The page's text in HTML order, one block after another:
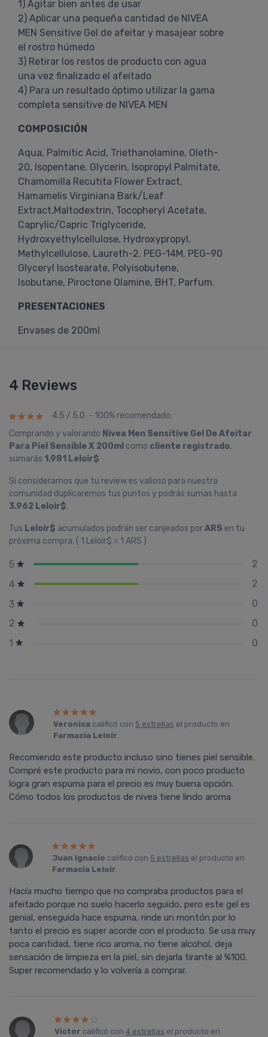
1) Agitar bien antes de usar
2) Aplicar una pequeña cantidad de NIVEA
MEN Sensitive Gel de afeitar y masajear sobre
el rostro húmedo
3) Retirar los restos de producto con agua
una vez finalizado el afeitado
4) Para un resultado óptimo utilizar la gama
completa sensitive de NIVEA MEN
COMPOSICIÓN
Aqua, Palmitic Acid, Triethanolamine, Oleth-
20, Isopentane, Glycerin, Isopropyl Palmitate,
Chamomilla Recutita Flower Extract,
Hamamelis Virginiana Bark/Leaf
Extract,Maltodextrin, Tocopheryl Acetate,
Caprylic/Capric Triglyceride,
Hydroxyethylcellulose, Hydroxypropyl,
Methylcellulose, Laureth-2, PEG-14M, PEG-90
Glyceryl Isostearate, Polyisobutene,
Isobutane, Piroctone Olamine, BHT, Parfum.
PRESENTACIONES
Envases de 200ml
4 Reviews
4.5 / 5.0 - 100% recomendado.
Comprando y valorando Nivea Men Sensitive Gel De Afeitar
Para Piel Sensible X 200ml como cliente registrado,
sumarás 1.981 Leloir$
Si consideramos que tu review es valioso para nuestra
comunidad duplicaremos tus puntos y podrás sumas hasta
3.962 Leloir$.
Tus Leloir$ acumulados podrán ser canjeados porARS en tu
próxima compra. ( 1 Leloir$ = 1 ARS )
5
2
4
2
3
0
2
0
1
0
Veronica calificó con 5 estrellas el producto en
Farmacia Leloir.
Recomiendo este producto incluso sino tienes piel sensible.
Compré este producto para mi novio, con poco producto
logra gran espuma para el precio es muy buena opción.
Cómo todos los productos de nivea tiene lindo aroma
Juan Ignacio calificó con 5 estrellas el producto en
Farmacia Leloir.
Hacía mucho tiempo que no compraba productos para el
afeitado porque no suelo hacerlo seguido, pero este gel es
genial, enseguida hace espuma, rinde un montón por lo
tanto el precio es super acorde con el producto. Se usa muy
poca cantidad, tiene rico aroma, no tiene alcohol, deja
sensación de limpieza en la piel, sin dejarla tirante al %100.
Super recomendado y lo volvería a comprar.
Victor calificó con 4 estrellas el producto en